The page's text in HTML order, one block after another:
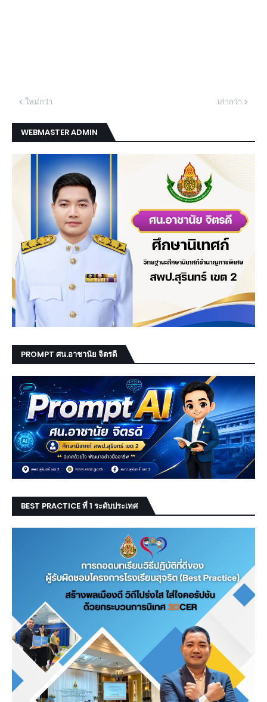
ใหม่กว่า เก่ากว่า
WEBMASTER ADMIN
PROMPT ศน.อาชานัย จิตรดี
BEST PRACTICE ที่ 1 ระดับประเทศ